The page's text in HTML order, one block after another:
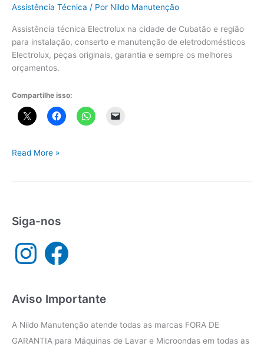
Assistência Técnica / Por Nildo Manutenção
Assistência técnica Electrolux na cidade de Cubatão e região
para instalação, conserto e manutenção de eletrodomésticos
Electrolux, peças originais, garantia e sempre os melhores
orçamentos.
Compartilhe isso:
Assistência
Read More »
Siga-nos
n
a
m
a
c
Aviso Importante
A Nildo Manutenção atende todas as marcas FORA DE
GARANTIA para Máquinas de Lavar e Microondas em todas as